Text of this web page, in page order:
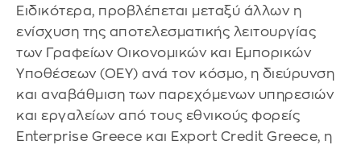
Ειδικότερα, προβλέπεται μεταξύ άλλων η
ενίσχυση της αποτελεσματικής λειτουργίας
των Γραφείων Οικονομικών και Εμπορικών
Υποθέσεων (ΟΕΥ) ανά τον κόσμο, η διεύρυνση
και αναβάθμιση των παρεχόμενων υπηρεσιών
και εργαλείων από τους εθνικούς φορείς
Enterprise Greece και Export Credit Greece, η